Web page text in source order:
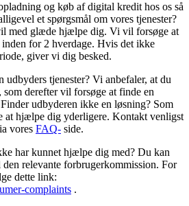
og køb af digital kredit hos os så
et spørgsmål om vores tjenester?
med glæde hjælpe dig. Vi vil forsøge at
inden for 2 hverdage. Hvis det ikke
giver vi dig besked.
udbyders tjenester? Vi anbefaler, at du
derefter vil forsøge at finde en
udbyderen ikke en løsning? Som
at hjælpe dig yderligere. Kontakt venligst
vores FAQ- side.
har kunnet hjælpe dig med? Du kan
relevante forbrugerkommission. For
dette link:
complaints .